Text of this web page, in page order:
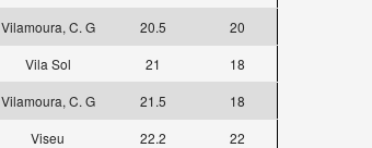
Vilamoura, C. G 20.5
20
Vila Sol 21
18
Vilamoura, C. G 21.5
18
Viseu 22.2
22